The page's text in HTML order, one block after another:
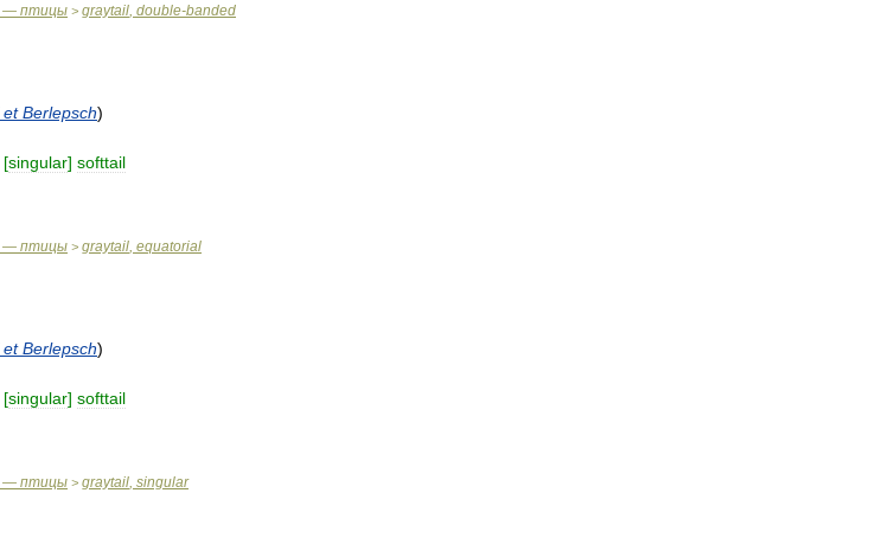
— птицы > graytail, double-banded
et Berlepsch)
[singular] softtail
— птицы > graytail, equatorial
et Berlepsch)
[singular] softtail
— птицы > graytail, singular